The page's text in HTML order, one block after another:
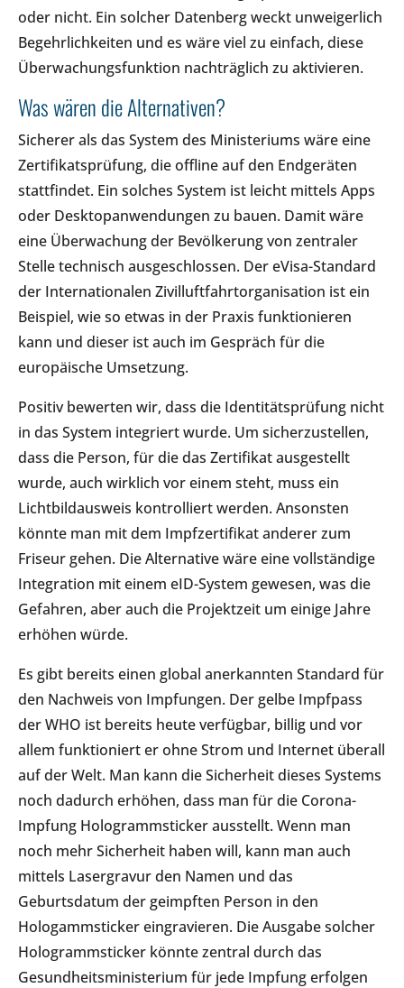
oder nicht. Ein solcher Datenberg weckt unweigerlich
Begehrlichkeiten und es wäre viel zu einfach, diese
Überwachungsfunktion nachträglich zu aktivieren.
Was wären die Alternativen?
Sicherer als das System des Ministeriums wäre eine
Zertifikatsprüfung, die offline auf den Endgeräten
stattfindet. Ein solches System ist leicht mittels Apps
oder Desktopanwendungen zu bauen. Damit wäre
eine Überwachung der Bevölkerung von zentraler
Stelle technisch ausgeschlossen. Der eVisa-Standard
der Internationalen Zivilluftfahrtorganisation ist ein
Beispiel, wie so etwas in der Praxis funktionieren
kann und dieser ist auch im Gespräch für die
europäische Umsetzung.
Positiv bewerten wir, dass die Identitätsprüfung nicht
in das System integriert wurde. Um sicherzustellen,
dass die Person, für die das Zertifikat ausgestellt
wurde, auch wirklich vor einem steht, muss ein
Lichtbildausweis kontrolliert werden. Ansonsten
könnte man mit dem Impfzertifikat anderer zum
Friseur gehen. Die Alternative wäre eine vollständige
Integration mit einem eID-System gewesen, was die
Gefahren, aber auch die Projektzeit um einige Jahre
erhöhen würde.
Es gibt bereits einen global anerkannten Standard für
den Nachweis von Impfungen. Der gelbe Impfpass
der WHO ist bereits heute verfügbar, billig und vor
allem funktioniert er ohne Strom und Internet überall
auf der Welt. Man kann die Sicherheit dieses Systems
noch dadurch erhöhen, dass man für die Corona-
Impfung Hologrammsticker ausstellt. Wenn man
noch mehr Sicherheit haben will, kann man auch
mittels Lasergravur den Namen und das
Geburtsdatum der geimpften Person in den
Hologammsticker eingravieren. Die Ausgabe solcher
Hologrammsticker könnte zentral durch das
Gesundheitsministerium für jede Impfung erfolgen